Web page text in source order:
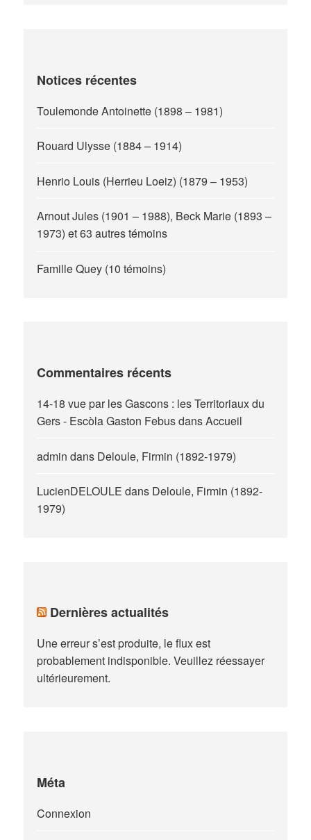
Notices récentes
Toulemonde Antoinette (1898 – 1981)
Rouard Ulysse (1884 – 1914)
Henrio Louis (Herrieu Loeiz) (1879 – 1953)
Arnout Jules (1901 – 1988), Beck Marie (1893 –
1973) et 63 autres témoins
Famille Quey (10 témoins)
Commentaires récents
14-18 vue par les Gascons : les Territoriaux du
Gers - Escòla Gaston FebusdansAccueil
admin dans Deloule, Firmin (1892-1979)
LucienDELOULE dans Deloule, Firmin (1892-
1979)
Dernières actualités
Une erreur s’est produite, le flux est
probablement indisponible. Veuillez réessayer
ultérieurement.
Méta
Connexion